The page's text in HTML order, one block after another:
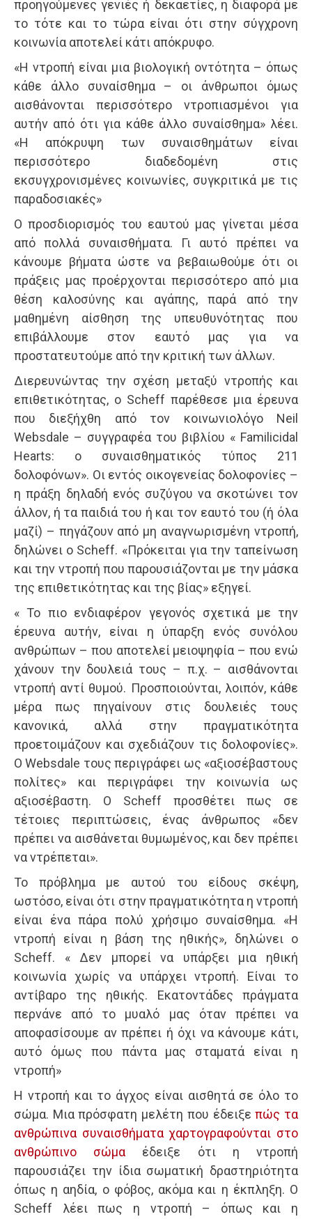
προηγούμενες γενιές ή δεκαετίες, η διαφορά με
το τότε και το τώρα είναι ότι στην σύγχρονη
κοινωνία αποτελεί κάτι απόκρυφο.
«Η ντροπή είναι μια βιολογική οντότητα – όπως
κάθε άλλο συναίσθημα – οι άνθρωποι όμως
αισθάνονται περισσότερο ντροπιασμένοι για
αυτήν από ότι για κάθε άλλο συναίσθημα» λέει.
«Η απόκρυψη των συναισθημάτων είναι
περισσότερο διαδεδομένη στις
εκσυγχρονισμένες κοινωνίες, συγκριτικά με τις
παραδοσιακές»
Ο προσδιορισμός του εαυτού μας γίνεται μέσα
από πολλά συναισθήματα. Γι αυτό πρέπει να
κάνουμε βήματα ώστε να βεβαιωθούμε ότι οι
πράξεις μας προέρχονται περισσότερο από μια
θέση καλοσύνης και αγάπης, παρά από την
μαθημένη αίσθηση της υπευθυνότητας που
επιβάλλουμε στον εαυτό μας για να
προστατευτούμε από την κριτική των άλλων.
Διερευνώντας την σχέση μεταξύ ντροπής και
επιθετικότητας, ο Scheff παρέθεσε μια έρευνα
που διεξήχθη από τον κοινωνιολόγο Neil
Websdale – συγγραφέα του βιβλίου « Familicidal
Hearts: ο συναισθηματικός τύπος 211
δολοφόνων». Οι εντός οικογενείας δολοφονίες –
η πράξη δηλαδή ενός συζύγου να σκοτώνει τον
άλλον, ή τα παιδιά του ή και τον εαυτό του (ή όλα
μαζί) – πηγάζουν από μη αναγνωρισμένη ντροπή,
δηλώνει ο Scheff. «Πρόκειται για την ταπείνωση
και την ντροπή που παρουσιάζονται με την μάσκα
της επιθετικότητας και της βίας» εξηγεί.
« Το πιο ενδιαφέρον γεγονός σχετικά με την
έρευνα αυτήν, είναι η ύπαρξη ενός συνόλου
ανθρώπων – που αποτελεί μειοψηφία – που ενώ
χάνουν την δουλειά τους – π.χ. – αισθάνονται
ντροπή αντί θυμού. Προσποιούνται, λοιπόν, κάθε
μέρα πως πηγαίνουν στις δουλειές τους
κανονικά, αλλά στην πραγματικότητα
προετοιμάζουν και σχεδιάζουν τις δολοφονίες».
Ο Websdale τους περιγράφει ως «αξιοσέβαστους
πολίτες» και περιγράφει την κοινωνία ως
αξιοσέβαστη. Ο Scheff προσθέτει πως σε
τέτοιες περιπτώσεις, ένας άνθρωπος «δεν
πρέπει να αισθάνεται θυμωμένος, και δεν πρέπει
να ντρέπεται».
Το πρόβλημα με αυτού του είδους σκέψη,
ωστόσο, είναι ότι στην πραγματικότητα η ντροπή
είναι ένα πάρα πολύ χρήσιμο συναίσθημα. «Η
ντροπή είναι η βάση της ηθικής», δηλώνει ο
Scheff. « Δεν μπορεί να υπάρξει μια ηθική
κοινωνία χωρίς να υπάρχει ντροπή. Είναι το
αντίβαρο της ηθικής. Εκατοντάδες πράγματα
περνάνε από το μυαλό μας όταν πρέπει να
αποφασίσουμε αν πρέπει ή όχι να κάνουμε κάτι,
αυτό όμως που πάντα μας σταματά είναι η
ντροπή»
Η ντροπή και το άγχος είναι αισθητά σε όλο το
σώμα. Μια πρόσφατη μελέτη που έδειξεπώς τα
ανθρώπινα συναισθήματα χαρτογραφούνται στο
ανθρώπινο σώμα έδειξε ότι η ντροπή
παρουσιάζει την ίδια σωματική δραστηριότητα
όπως η αηδία, ο φόβος, ακόμα και η έκπληξη. Ο
Scheff λέει πως η ντροπή – όπως και η